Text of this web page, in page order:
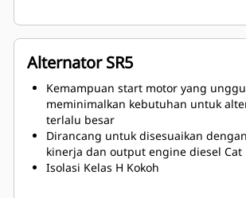
Alternator SR5
Kemampuan start motor yang
meminimalkan kebutuhan untuk
terlalu besar
Dirancang untuk disesuaikan
kinerja dan output engine diesel Cat
Isolasi Kelas H Kokoh